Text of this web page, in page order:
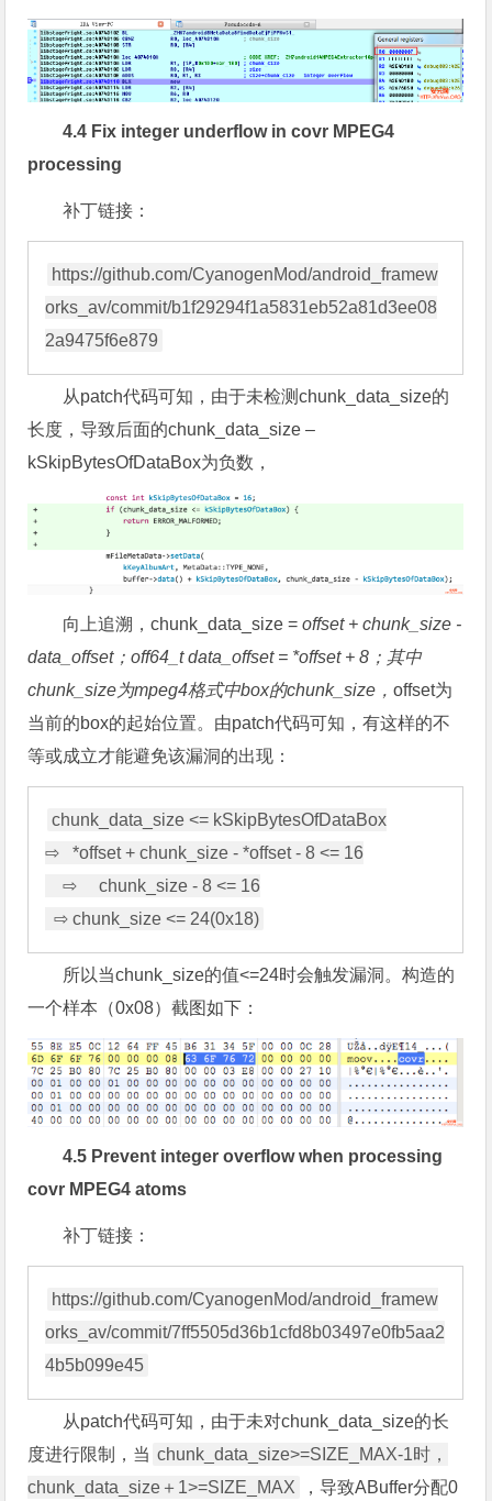
4.4 Fix integer underflow in covr MPEG4
processing
补丁链接：
https://github.com/CyanogenMod/android_framew
orks_av/commit/b1f29294f1a5831eb52a81d3ee08
从patch代码可知，由于未检测chunk_data_size的
长度，导致后面的chunk_data_size –
kSkipBytesOfDataBox为负数，
向上追溯，chunk_data_size =offset + chunk_size -
data_offset；off64_t data_offset = *offset + 8；其中
chunk_size为mpeg4格式中box的chunk_size，offset为
当前的box的起始位置。由patch代码可知，有这样的不
等或成立才能避免该漏洞的出现：
chunk_data_size <= kSkipBytesOfDataBox
⇨   *offset + chunk_size - *offset - 8 <= 16
    ⇨     chunk_size - 8 <= 16
所以当chunk_size的值<=24时会触发漏洞。构造的
一个样本（0x08）截图如下：
4.5 Prevent integer overflow when processing
covr MPEG4 atoms
补丁链接：
https://github.com/CyanogenMod/android_framew
orks_av/commit/7ff5505d36b1cfd8b03497e0fb5aa2
从patch代码可知，由于未对chunk_data_size的长
度进行限制，当 chunk_data_size>=SIZE_MAX-1时，
chunk_data_size＋1>=SIZE_MAX
，导致ABuffer分配0